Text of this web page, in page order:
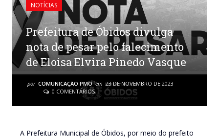
NOTÍCIAS
Prefeitura de Óbidos divulga
nota de pesar pelo falecimento
de Eloisa Elvira Pinedo Vasque
por COMUNICAÇÃO PMO em 23 DE NOVEMBRO DE 2023
0 COMENTÁRIOS
A Prefeitura Municipal de Óbidos, por meio do prefeito